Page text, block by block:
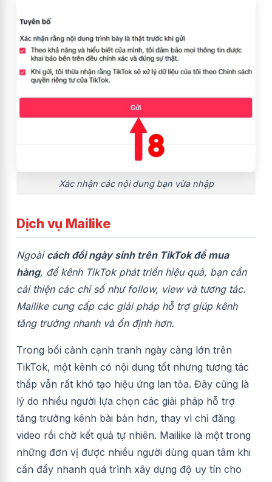
Xác nhận các nội dung bạn vừa nhập
Dịch vụ Mailike
Ngoài cách đổi ngày sinh trên TikTok để mua
hàng, để kênh TikTok phát triển hiệu quả, bạn cần
cải thiện các chỉ số như follow, view và tương tác.
Mailike cung cấp các giải pháp hỗ trợ giúp kênh
tăng trưởng nhanh và ổn định hơn.
Trong bối cảnh cạnh tranh ngày càng lớn trên
TikTok, một kênh có nội dung tốt nhưng tương tác
thấp vẫn rất khó tạo hiệu ứng lan tỏa. Đây cũng là
lý do nhiều người lựa chọn các giải pháp hỗ trợ
tăng trưởng kênh bài bản hơn, thay vì chỉ đăng
video rồi chờ kết quả tự nhiên. Mailike là một trong
những đơn vị được nhiều người dùng quan tâm khi
cần đẩy nhanh quá trình xây dựng độ uy tín cho